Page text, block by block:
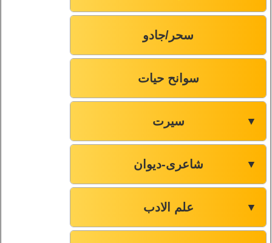
سحر/جادو
سوانح حیات
سیرت ▼
شاعری-دیوان ▼
علم الادب ▼